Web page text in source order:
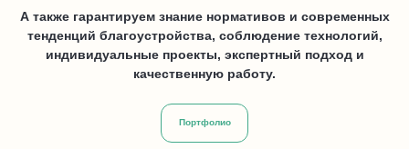
А также гарантируем знание нормативов и современных
тенденций благоустройства, соблюдение технологий,
индивидуальные проекты, экспертный подход и
качественную работу.
Портфолио